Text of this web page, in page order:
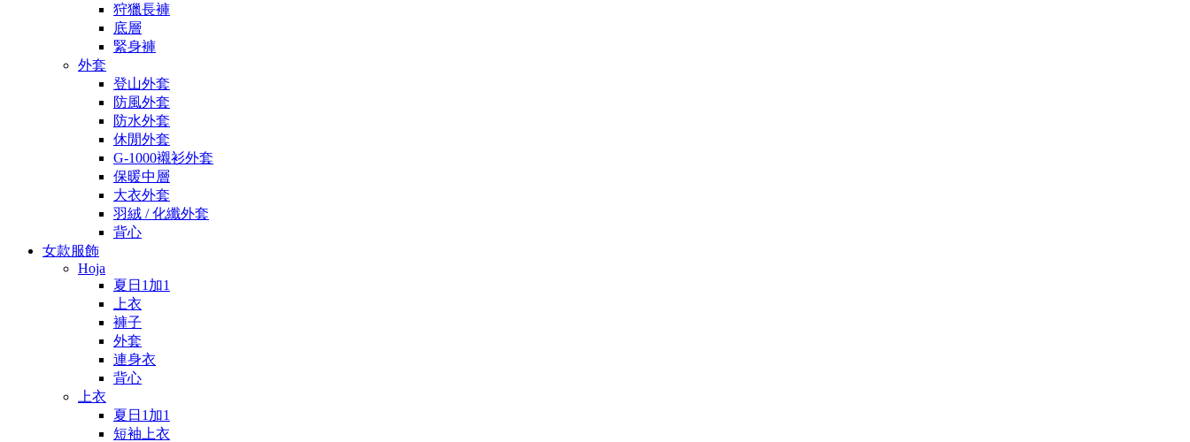
狩獵長褲
底層
緊身褲
外套
登山外套
防風外套
防水外套
休閒外套
G-1000襯衫外套
保暖中層
大衣外套
羽絨 / 化纖外套
背心
女款服飾
Hoja
夏日1加1
上衣
褲子
外套
連身衣
背心
上衣
夏日1加1
短袖上衣